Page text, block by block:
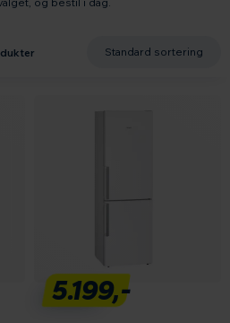
5.199,-